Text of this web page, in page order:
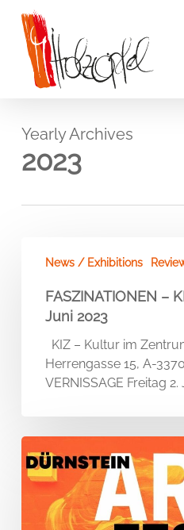
main
content
Yearly Archives
2023
YBBS
2023
News / Exhibitions
FASZINATIONEN –
Juni 2023
KIZ – Kultur im
Herrengasse 15, A-
VERNISSAGE Freitag 2.
ART
FEST
STIFT
DÜRNSTEIN